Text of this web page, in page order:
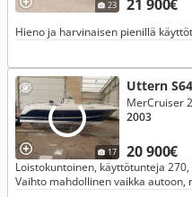
23 21 900€
17
Uttern
20 900€
MerCruiser
2003
Loistokuntoinen, käyttötunteja
Vaihto mahdollinen vaikka